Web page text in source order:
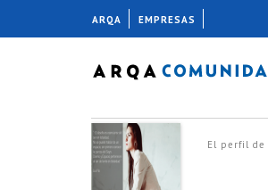
El perfil de
ARQA EMPRESAS